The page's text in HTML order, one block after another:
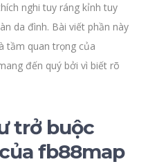
nghi tuy ráng kỉnh tuy
da đình. Bài viết phần này
tầm quan trọng của
đến quý bởi vì biết rõ
trở buộc
fb88map